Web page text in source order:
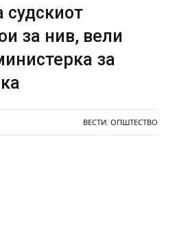
судскиот
за нив, вели
за
ВЕСТИ ОПШТЕСТВО